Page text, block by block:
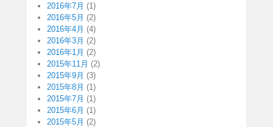
2016年7月 (1)
2016年5月 (2)
2016年4月 (4)
2016年3月 (2)
2016年1月 (2)
2015年11月 (2)
2015年9月 (3)
2015年8月 (1)
2015年7月 (1)
2015年6月 (1)
2015年5月 (2)